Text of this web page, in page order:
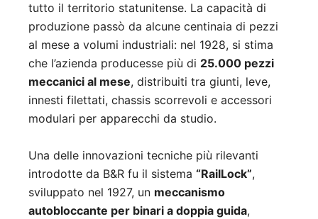
tutto il territorio statunitense. La capacità di
produzione passò da alcune centinaia di pezzi
al mese a volumi industriali: nel 1928, si stima
che l’azienda producesse più di 25.000 pezzi
meccanici al mese, distribuiti tra giunti, leve,
innesti filettati, chassis scorrevoli e accessori
modulari per apparecchi da studio.
Una delle innovazioni tecniche più rilevanti
introdotte da B&R fu il sistema “RailLock”,
sviluppato nel 1927, un meccanismo
autobloccante per binari a doppia guida,